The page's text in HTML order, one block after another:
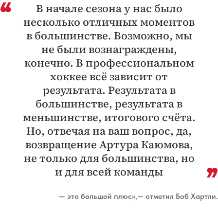
В начале сезона у нас было
несколько отличных моментов
в большинстве. Возможно, мы
не были вознаграждены,
конечно. В профессиональном
хоккее всё зависит от
результата. Результата в
большинстве, результата в
меньшинстве, итогового счёта.
Но, отвечая на ваш вопрос, да,
возвращение Артура Каюмова,
не только для большинства, но
и для всей команды
— это большой плюс»,— отметил Боб Хартли.